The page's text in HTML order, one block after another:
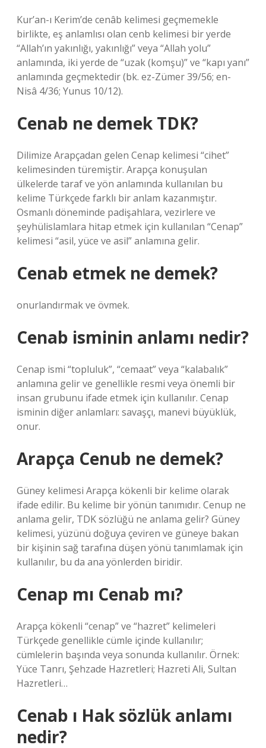
Kur’an-ı Kerim’de cenâb kelimesi geçmemekle
birlikte, eş anlamlısı olan cenb kelimesi bir yerde
“Allah’ın yakınlığı, yakınlığı” veya “Allah yolu”
anlamında, iki yerde de “uzak (komşu)” ve “kapı yanı”
anlamında geçmektedir (bk. ez-Zümer 39/56; en-
Nisâ 4/36; Yunus 10/12).
Cenab ne demek TDK?
Dilimize Arapçadan gelen Cenap kelimesi “cihet”
kelimesinden türemiştir. Arapça konuşulan
ülkelerde taraf ve yön anlamında kullanılan bu
kelime Türkçede farklı bir anlam kazanmıştır.
Osmanlı döneminde padişahlara, vezirlere ve
şeyhülislamlara hitap etmek için kullanılan “Cenap”
kelimesi “asil, yüce ve asil” anlamına gelir.
Cenab etmek ne demek?
onurlandırmak ve övmek.
Cenab isminin anlamı nedir?
Cenap ismi “topluluk”, “cemaat” veya “kalabalık”
anlamına gelir ve genellikle resmi veya önemli bir
insan grubunu ifade etmek için kullanılır. Cenap
isminin diğer anlamları: savaşçı, manevi büyüklük,
onur.
Arapça Cenub ne demek?
Güney kelimesi Arapça kökenli bir kelime olarak
ifade edilir. Bu kelime bir yönün tanımıdır. Cenup ne
anlama gelir, TDK sözlüğü ne anlama gelir? Güney
kelimesi, yüzünü doğuya çeviren ve güneye bakan
bir kişinin sağ tarafına düşen yönü tanımlamak için
kullanılır, bu da ana yönlerden biridir.
Cenap mı Cenab mı?
Arapça kökenli “cenap” ve “hazret” kelimeleri
Türkçede genellikle cümle içinde kullanılır;
cümlelerin başında veya sonunda kullanılır. Örnek:
Yüce Tanrı, Şehzade Hazretleri; Hazreti Ali, Sultan
Hazretleri…
Cenab ı Hak sözlük anlamı
nedir?